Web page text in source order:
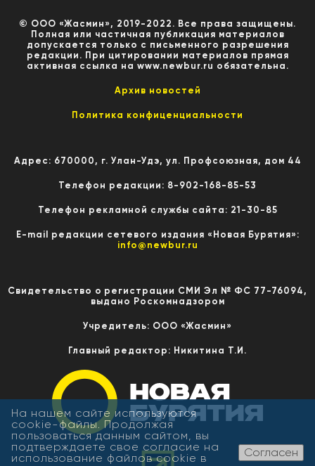
© ООО «Жасмин», 2019-2022. Все права защищены.
Полная или частичная публикация материалов
допускается только с письменного разрешения
редакции. При цитировании материалов прямая
активная ссылка на www.newbur.ru обязательна.
Архив новостей
Политика конфиценциальности
Адрес: 670000, г. Улан-Удэ, ул. Профсоюзная, дом 44
Телефон редакции: 8-902-168-85-53
Телефон рекламной службы сайта: 21-30-85
E-mail редакции сетевого издания «Новая Бурятия»:
info@newbur.ru
Свидетельство о регистрации СМИ Эл № ФС 77-76094,
выдано Роскомнадзором
Учредитель: ООО «Жасмин»
Главный редактор: Никитина Т.И.
На нашем сайте используются
cookie-файлы. Продолжая
пользоваться данным сайтом, вы
подтверждаете свое согласие на
использование файлов cookie в
Согласен